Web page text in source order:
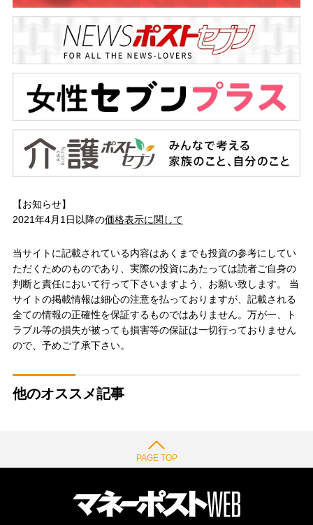
【お知らせ】
2021年4月1日以降の価格表示に関して
当サイトに記載されている内容はあくまでも投資の参考にしてい
ただくためのものであり、実際の投資にあたっては読者ご自身の
判断と責任において行って下さいますよう、お願い致します。 当
サイトの掲載情報は細心の注意を払っておりますが、記載される
全ての情報の正確性を保証するものではありません。万が一、ト
ラブル等の損失が被っても損害等の保証は一切行っておりません
ので、予めご了承下さい。
他のオススメ記事
PAGE TOP